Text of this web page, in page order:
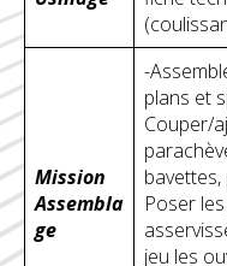
Mission
Assembla
ge
-
plans et
Couper/
Poser
jeu les